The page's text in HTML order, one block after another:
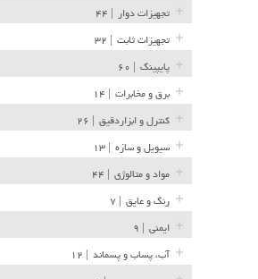
تجهیزات دوار
تجهیزات ثابت
پایپینگ
برق و مخابرات
کنترل و ابزاردقیق
سیویل و سازه
مواد و متالوژی
رنگ و عایق
ایمنی
آب، پساب و پسماند